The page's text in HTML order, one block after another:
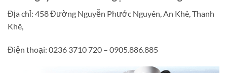
Địa chỉ: 458 Đường Nguyễn Phước Nguyên, An Khê, Thanh
Khê,
Điện thoại: 0236 3710 720 – 0905.886.885